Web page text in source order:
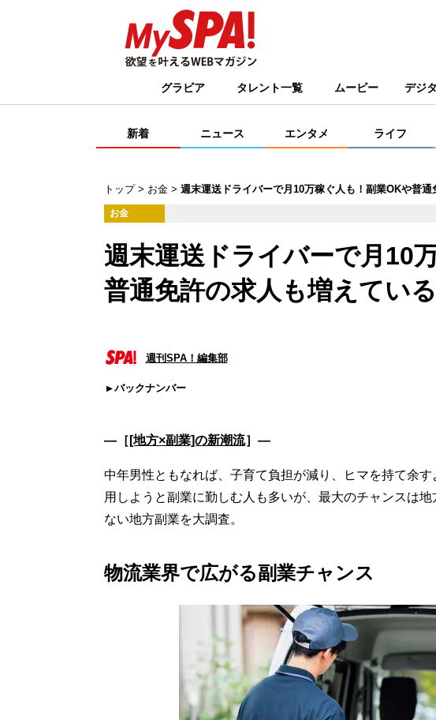
グラビア タレント一覧 ムービー デジ
新着 ニュース エンタメ ライフ
トップ お金 週末運送ドライバーで月10万稼ぐ人も！副業OKや普通
お金
週末運送ドライバーで月10
普通免許の求人も増えている
週刊SPA！編集部
バックナンバー
―［ [地方×副業]の新潮流］―
中年男性ともなれば、子育て負担が減り、ヒマを持て余
用しようと副業に勤しむ人も多いが、最大のチャンスは
ない地方副業を大調査。
物流業界で広がる副業チャンス